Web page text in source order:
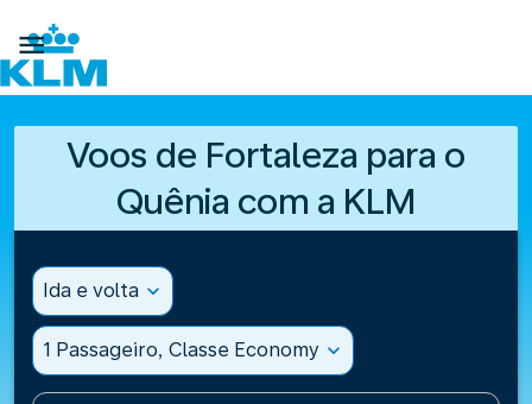

Voos de Fortaleza para o
Quênia com a KLM
Ida e volta expand_more
1 Passageiro, Classe Economy expand_more